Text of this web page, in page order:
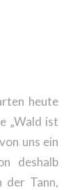
heute
„Wald ist
uns ein
deshalb
der Tann,